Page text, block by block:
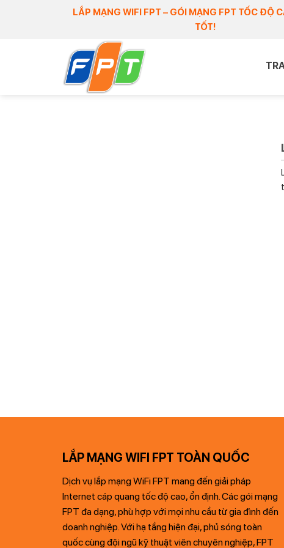
LẮP MẠNG WIFI FPT – GÓI MẠNG FPT TỐC ĐỘ
TỐT!
LẮP MẠNG WIFI FPT TOÀN QUỐC
Dịch vụ lắp mạng WiFi FPT mang đến giải pháp
Internet cáp quang tốc độ cao, ổn định. Các gói mạng
FPT đa dạng, phù hợp với mọi nhu cầu từ gia đình đến
doanh nghiệp. Với hạ tầng hiện đại, phủ sóng toàn
quốc cùng đội ngũ kỹ thuật viên chuyên nghiệp, FPT